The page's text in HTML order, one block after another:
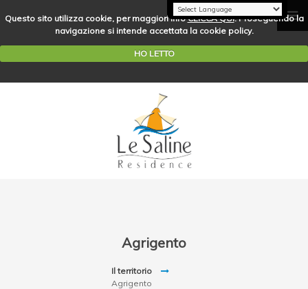
Questo sito utilizza cookie, per maggiori infoCLICCA QUI. Proseguendo la
navigazione si intende accettata la cookie policy.
HO LETTO
Agrigento
Il territorio
Agrigento